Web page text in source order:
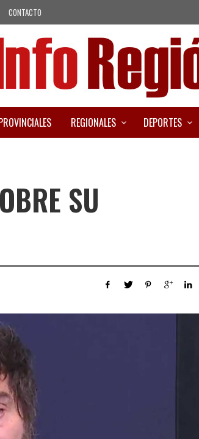
CONTACTO
REGIONALES DEPORTES
SU